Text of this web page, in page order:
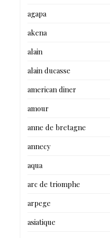
agapa
akena
alain
alain ducasse
american diner
amour
anne de bretagne
annecy
aqua
arc de triomphe
arpege
asiatique